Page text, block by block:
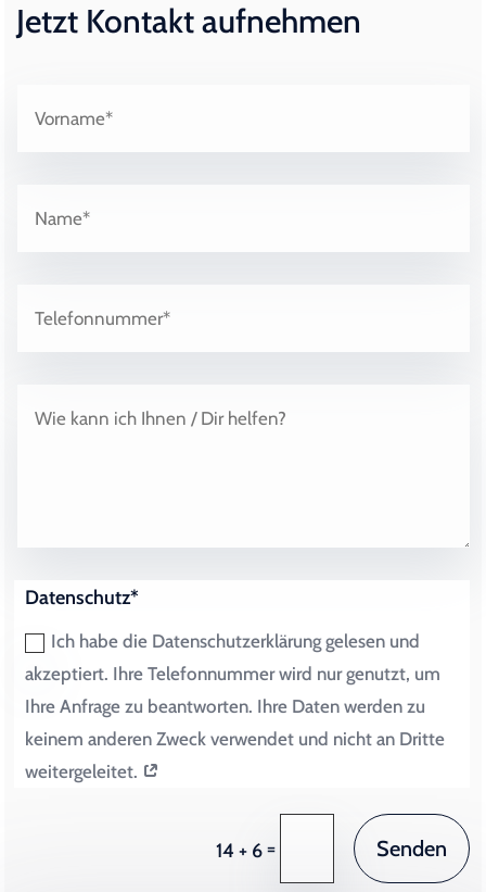
Jetzt Kontakt aufnehmen
Datenschutz*
Ich habe die Datenschutzerklärung gelesen und
akzeptiert. Ihre Telefonnummer wird nur genutzt, um
Ihre Anfrage zu beantworten. Ihre Daten werden zu
keinem anderen Zweck verwendet und nicht an Dritte
weitergeleitet.
14 + 6= Senden